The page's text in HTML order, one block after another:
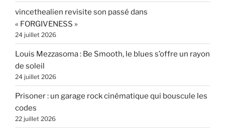
vincethealien revisite son passé dans
« FORGIVENESS »
24 juillet 2026
Louis Mezzasoma : Be Smooth, le blues s’offre un rayon
de soleil
24 juillet 2026
Prisoner : un garage rock cinématique qui bouscule les
codes
22 juillet 2026